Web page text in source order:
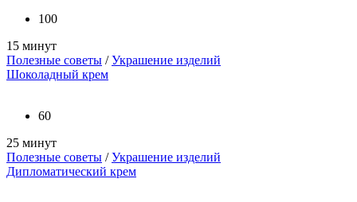
100
15 минут
Полезные советы /Украшение изделий
Шоколадный крем
60
25 минут
Полезные советы /Украшение изделий
Дипломатический крем